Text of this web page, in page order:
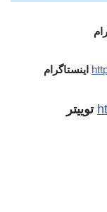
اینستاگرام
توییتر